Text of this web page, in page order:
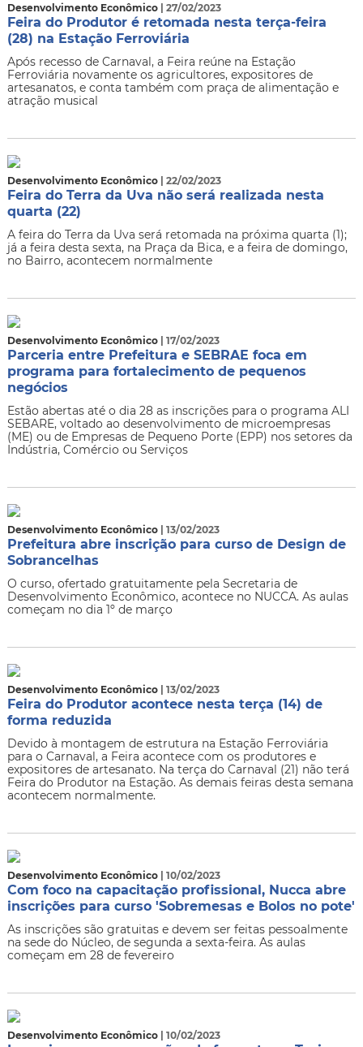
Desenvolvimento Econômico | 27/02/2023
Feira do Produtor é retomada nesta terça-feira
(28) na Estação Ferroviária
Após recesso de Carnaval, a Feira reúne na Estação
Ferroviária novamente os agricultores, expositores de
artesanatos, e conta também com praça de alimentação e
atração musical
Desenvolvimento Econômico | 22/02/2023
Feira do Terra da Uva não será realizada nesta
quarta (22)
A feira do Terra da Uva será retomada na próxima quarta (1);
já a feira desta sexta, na Praça da Bica, e a feira de domingo,
no Bairro, acontecem normalmente
Desenvolvimento Econômico | 17/02/2023
Parceria entre Prefeitura e SEBRAE foca em
programa para fortalecimento de pequenos
negócios
Estão abertas até o dia 28 as inscrições para o programa ALI
SEBARE, voltado ao desenvolvimento de microempresas
(ME) ou de Empresas de Pequeno Porte (EPP) nos setores da
Indústria, Comércio ou Serviços
Desenvolvimento Econômico | 13/02/2023
Prefeitura abre inscrição para curso de Design de
Sobrancelhas
O curso, ofertado gratuitamente pela Secretaria de
Desenvolvimento Econômico, acontece no NUCCA. As aulas
começam no dia 1º de março
Desenvolvimento Econômico | 13/02/2023
Feira do Produtor acontece nesta terça (14) de
forma reduzida
Devido à montagem de estrutura na Estação Ferroviária
para o Carnaval, a Feira acontece com os produtores e
expositores de artesanato. Na terça do Carnaval (21) não terá
Feira do Produtor na Estação. As demais feiras desta semana
acontecem normalmente.
Desenvolvimento Econômico | 10/02/2023
Com foco na capacitação profissional, Nucca abre
inscrições para curso 'Sobremesas e Bolos no pote'
As inscrições são gratuitas e devem ser feitas pessoalmente
na sede do Núcleo, de segunda a sexta-feira. As aulas
começam em 28 de fevereiro
Desenvolvimento Econômico | 10/02/2023